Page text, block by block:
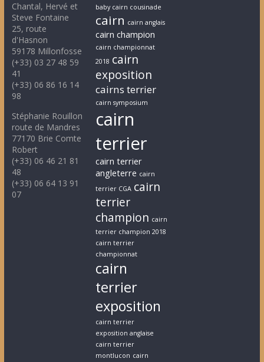
Chantal, Hervé et
Steve Fontaine
25, route
d'Hasnon
59178 Millonfosse
(+33) 03 27 48 59
41
(+33) 06 86 16 14
98
Stéphanie Rouillon
route de Mandres
77170 Brie Comte
Robert
(+33) 06 46 21 81
48
(+33) 06 64 13 91
07
baby cairn cousinade
cairn cairn anglais
cairn champion
cairn championnat
2018 cairn
exposition
cairns terrier
cairn symposium
cairn
terrier
cairn terrier
angleterre cairn
terrier CGA cairn
terrier
champion cairn
terrier champion 2018
cairn terrier
championnat
cairn
terrier
exposition
cairn terrier
exposition anglaise
cairn terrier
montlucon cairn